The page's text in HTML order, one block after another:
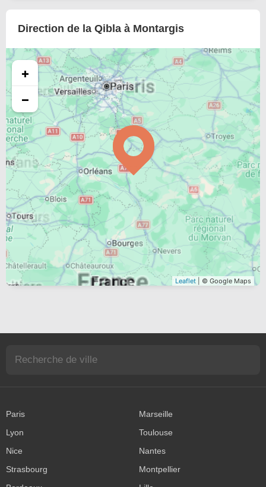
Direction de la Qibla à Montargis
+
−
Leaflet | © Google Maps
Paris
Marseille
Lyon
Toulouse
Nice
Nantes
Strasbourg
Montpellier